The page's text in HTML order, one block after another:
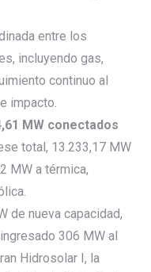
entre los
incluyendo gas,
continuo al
impacto.
MW conectados
total, 13.233,17 MW
MW a térmica,
de nueva capacidad,
306 MW al
Hidrosolar I, la